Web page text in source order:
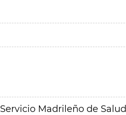
Servicio Madrileño de Salud